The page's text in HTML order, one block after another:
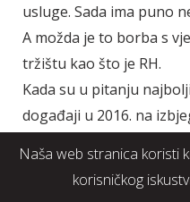
Naša web stranica koristi
korisničkog
usluge. Sada ima puno
A možda je to borba s
tržištu kao što je RH.
Kada su u pitanju
događaji u 2016. na
ljudske strane jer smo
Terorizam ekstremnih